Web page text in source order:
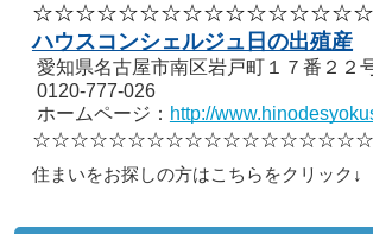
ハウスコンシェルジュ日の出殖産
愛知県名古屋市南区岩戸町１７番２２
0120-777-026
ホームページ： http://
住まいをお探しの方はこちらをクリック↓